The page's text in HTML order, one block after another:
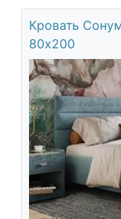
Кровать
80х200